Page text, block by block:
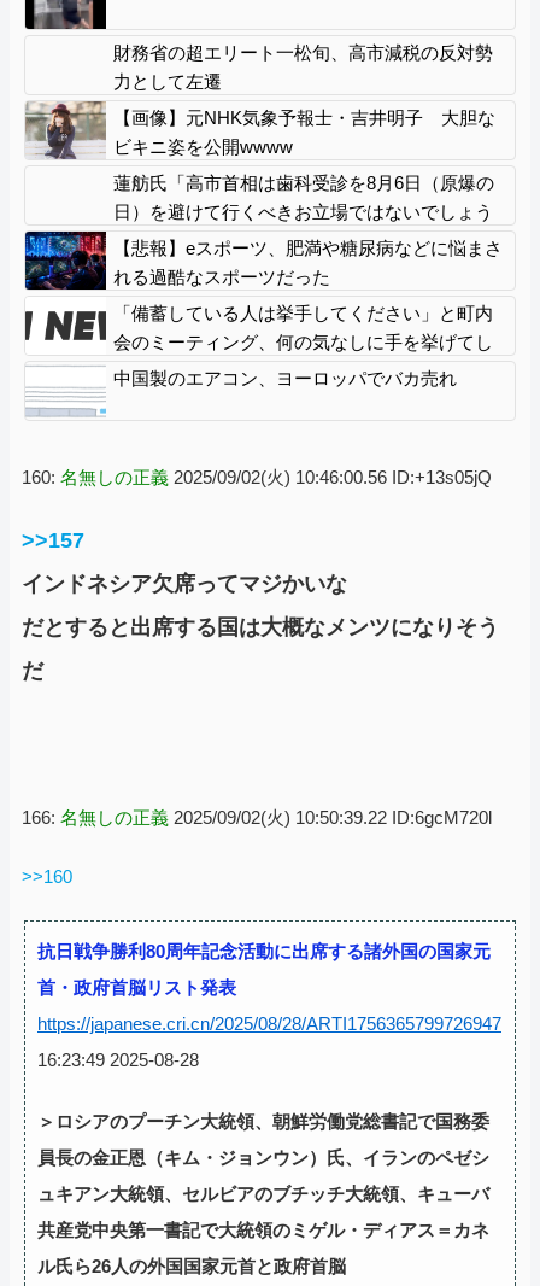
財務省の超エリート一松旬、高市減税の反対勢
力として左遷
【画像】元NHK気象予報士・吉井明子 大胆な
ビキニ姿を公開wwww
蓮舫氏「高市首相は歯科受診を8月6日（原爆の
日）を避けて行くべきお立場ではないでしょう
か」
【悲報】eスポーツ、肥満や糖尿病などに悩まさ
れる過酷なスポーツだった
「備蓄している人は挙手してください」と町内
会のミーティング、何の気なしに手を挙げてし
まった結果……
中国製のエアコン、ヨーロッパでバカ売れ
160: 名無しの正義 2025/09/02(火) 10:46:00.56 ID:+13s05jQ
>>157
インドネシア欠席ってマジかいな
だとすると出席する国は大概なメンツになりそう
だ
166: 名無しの正義 2025/09/02(火) 10:50:39.22 ID:6gcM720l
>>160
抗日戦争勝利80周年記念活動に出席する諸外国の国家元
首・政府首脳リスト発表
https://japanese.cri.cn/2025/08/28/ARTI1756365799726947
16:23:49 2025-08-28
＞ロシアのプーチン大統領、朝鮮労働党総書記で国務委
員長の金正恩（キム・ジョンウン）氏、イランのペゼシ
ュキアン大統領、セルビアのブチッチ大統領、キューバ
共産党中央第一書記で大統領のミゲル・ディアス＝カネ
ル氏ら26人の外国国家元首と政府首脳